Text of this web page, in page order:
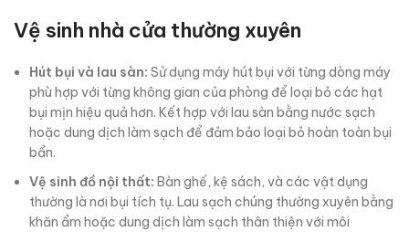
Vệ sinh nhà cửa thường xuyên
Hút bụi và lau sàn: Sử dụng máy hút bụi với từng dòng máy
phù hợp với từng không gian của phòng để loại bỏ các hạt
bụi mịn hiệu quả hơn. Kết hợp với lau sàn bằng nước sạch
hoặc dung dịch làm sạch để đảm bảo loại bỏ hoàn toàn bụi
bẩn.
Vệ sinh đồ nội thất: Bàn ghế, kệ sách, và các vật dụng
thường là nơi bụi tích tụ. Lau sạch chúng thường xuyên bằng
khăn ẩm hoặc dung dịch làm sạch thân thiện với môi